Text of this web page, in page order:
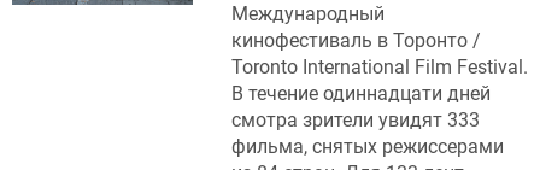
Международный
кинофестиваль в Торонто /
Toronto International Film Festival.
В течение одиннадцати дней
смотра зрители увидят 333
фильма, снятых режиссерами